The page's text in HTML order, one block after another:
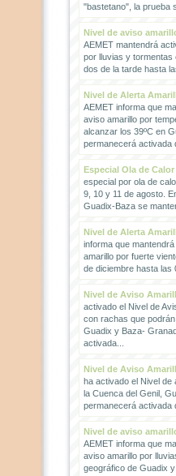
"bastetano", la prueba
Nivel de aviso
AEMET mantendrá
por lluvias y tormentas
dos de la tarde hasta
Nivel de Alerta
AEMET informa que
aviso amarillo por
alcanzar los 39ºC en
permanecerá activada
Especial Ola de Calor
especial por ola de
9, 10 y 11 de agosto.
Guadix-Baza se
Nivel de Alerta
informa que
amarillo por fuerte
de diciembre hasta las
Nivel de Aviso
activado el Nivel de
con rachas que
Guadix y Baza-
activada...
Nivel de Aviso
ha activado el Nivel de
la Cuenca del Genil,
permanecerá activada
Nivel de aviso
AEMET informa que
aviso amarillo por
geográfico de Guadix